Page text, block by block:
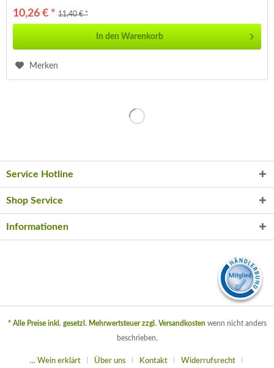
10,26 € * 11,40 € *
In den Warenkorb
Merken
Service Hotline
Shop Service
Informationen
* Alle Preise inkl. gesetzl. Mehrwertsteuer zzgl. Versandkostenwenn nicht anders
beschrieben.
… Wein erklärt Über uns Kontakt Widerrufsrecht